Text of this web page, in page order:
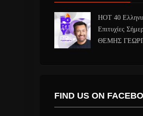
HOT 40
Επιτυχίες
ΘΕΜΗΣ
FIND US ON